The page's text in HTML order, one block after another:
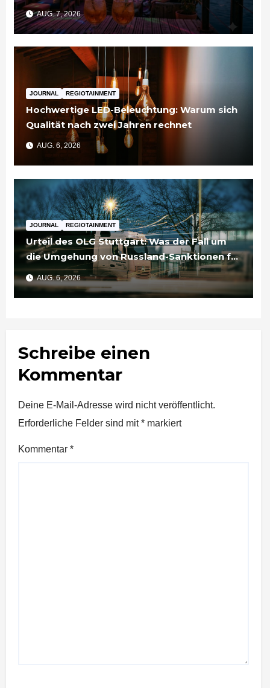
AUG. 7, 2026
JOURNAL REGIOTAINMENT
Hochwertige LED-Beleuchtung: Warum sich
Qualität nach zwei Jahren rechnet
AUG. 6, 2026
JOURNAL REGIOTAINMENT
Urteil des OLG Stuttgart: Was der Fall um
die Umgehung von Russland-Sanktionen für
Unternehmen bedeutet
AUG. 6, 2026
Schreibe einen
Kommentar
Deine E-Mail-Adresse wird nicht veröffentlicht.
Erforderliche Felder sind mit* markiert
Kommentar *